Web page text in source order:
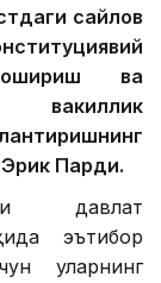
сайлов
ошириш ва
Парди.
давлат
эътибор
уларнинг